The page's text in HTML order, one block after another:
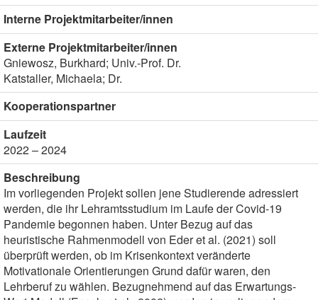
Interne Projektmitarbeiter/innen
Externe Projektmitarbeiter/innen
Gniewosz, Burkhard; Univ.-Prof. Dr.
Katstaller, Michaela; Dr.
Kooperationspartner
Laufzeit
2022 – 2024
Beschreibung
Im vorliegenden Projekt sollen jene Studierende adressiert
werden, die ihr Lehramtsstudium im Laufe der Covid-19
Pandemie begonnen haben. Unter Bezug auf das
heuristische Rahmenmodell von Eder et al. (2021) soll
überprüft werden, ob im Krisenkontext veränderte
Motivationale Orientierungen Grund dafür waren, den
Lehrberuf zu wählen. Bezugnehmend auf das Erwartungs-